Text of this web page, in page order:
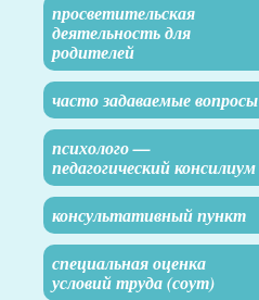
просветительская
деятельность для
родителей
часто задаваемые вопросы
психолого —
педагогический консилиум
консультативный пункт
специальная оценка
условий труда (соут)